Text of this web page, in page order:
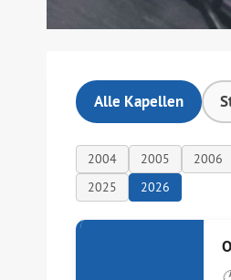
Alle Kapellen
2004 2005 2006
2025
2026